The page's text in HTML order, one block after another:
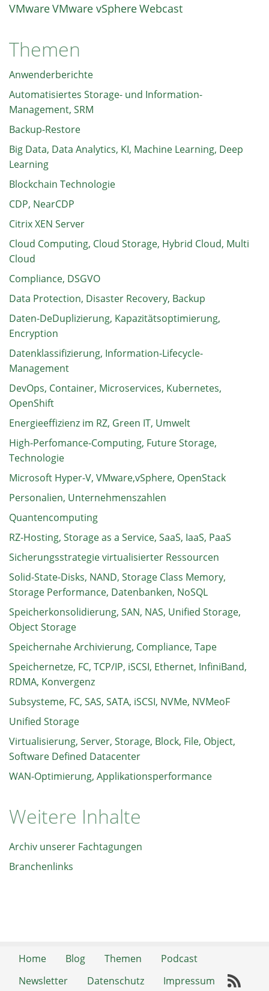
VMwareVMware vSphereWebcast
Themen
Anwenderberichte
Automatisiertes Storage- und Information-
Management, SRM
Backup-Restore
Big Data, Data Analytics, KI, Machine Learning, Deep
Learning
Blockchain Technologie
CDP, NearCDP
Citrix XEN Server
Cloud Computing, Cloud Storage, Hybrid Cloud, Multi
Cloud
Compliance, DSGVO
Data Protection, Disaster Recovery, Backup
Daten-DeDuplizierung, Kapazitätsoptimierung,
Encryption
Datenklassifizierung, Information-Lifecycle-
Management
DevOps, Container, Microservices, Kubernetes,
OpenShift
Energieeffizienz im RZ, Green IT, Umwelt
High-Perfomance-Computing, Future Storage,
Technologie
Microsoft Hyper-V, VMware,vSphere, OpenStack
Personalien, Unternehmenszahlen
Quantencomputing
RZ-Hosting, Storage as a Service, SaaS, IaaS, PaaS
Sicherungsstrategie virtualisierter Ressourcen
Solid-State-Disks, NAND, Storage Class Memory,
Storage Performance, Datenbanken, NoSQL
Speicherkonsolidierung, SAN, NAS, Unified Storage,
Object Storage
Speichernahe Archivierung, Compliance, Tape
Speichernetze, FC, TCP/IP, iSCSI, Ethernet, InfiniBand,
RDMA, Konvergenz
Subsysteme, FC, SAS, SATA, iSCSI, NVMe, NVMeoF
Unified Storage
Virtualisierung, Server, Storage, Block, File, Object,
Software Defined Datacenter
WAN-Optimierung, Applikationsperformance
Weitere Inhalte
Archiv unserer Fachtagungen
Branchenlinks
Home Blog Themen
Podcast
Newsletter
Datenschutz Impressum